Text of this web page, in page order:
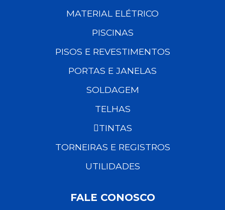
MATERIAL ELÉTRICO
PISCINAS
PISOS E REVESTIMENTOS
PORTAS E JANELAS
SOLDAGEM
TELHAS
TINTAS
TORNEIRAS E REGISTROS
UTILIDADES
FALE CONOSCO